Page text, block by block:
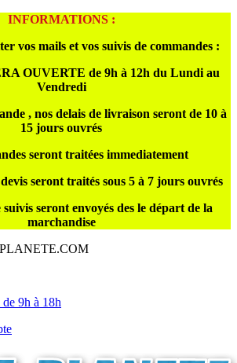
INFORMATIONS :
vos mails et vos suivis de commandes :
OUVERTE de 9h à 12h du Lundi au
Vendredi
, nos delais de livraison seront de 10 à
15 jours ouvrés
seront traitées immediatement
seront traités sous 5 à 7 jours ouvrés
seront envoyés des le départ de la
marchandise
9h à 18h